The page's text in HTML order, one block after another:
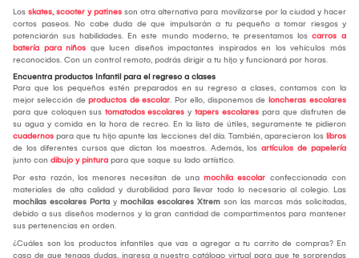
Los skates, scooter y patines son otra alternativa para movilizarse por la ciudad y hacer
cortos paseos. No cabe duda de que impulsarán a tu pequeño a tomar riesgos y
potenciarán sus habilidades. En este mundo moderno, te presentamos los carros a
batería para niños que lucen diseños impactantes inspirados en los vehículos más
reconocidos. Con un control remoto, podrás dirigir a tu hijo y funcionará por horas.
Encuentra productos Infantil para el regreso a clases
Para que los pequeños estén preparados en su regreso a clases, contamos con la
mejor selección de productos de escolar. Por ello, disponemos de loncheras escolares
para que coloquen sus tomatodos escolares y tapers escolares para que disfruten de
su agua y comida en la hora de recreo. En la lista de útiles, seguramente te pidieron
cuadernos para que tu hijo apunte las lecciones del día. También, aparecieron los libros
de los diferentes cursos que dictan los maestros. Además, los artículos de papelería
junto con dibujo y pintura para que saque su lado artístico.
Por esta razón, los menores necesitan de una mochila escolar confeccionada con
materiales de alta calidad y durabilidad para llevar todo lo necesario al colegio. Las
mochilas escolares Porta y mochilas escolares Xtrem son las marcas más solicitadas,
debido a sus diseños modernos y la gran cantidad de compartimentos para mantener
sus pertenencias en orden.
¿Cuáles son los productos infantiles que vas a agregar a tu carrito de compras? En
caso de que tengas dudas, ingresa a nuestro catálogo virtual para que te sorprendas